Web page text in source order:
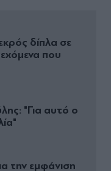
δίπλα σε
που
"Για αυτό ο
την εμφάνιση